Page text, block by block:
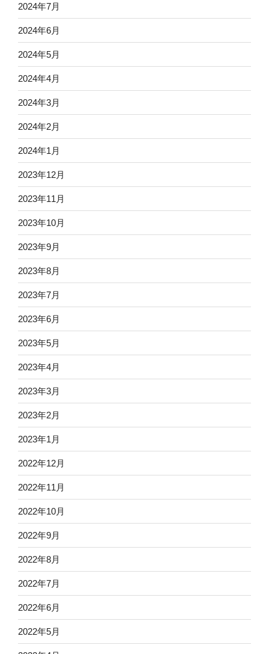
2024年7月
2024年6月
2024年5月
2024年4月
2024年3月
2024年2月
2024年1月
2023年12月
2023年11月
2023年10月
2023年9月
2023年8月
2023年7月
2023年6月
2023年5月
2023年4月
2023年3月
2023年2月
2023年1月
2022年12月
2022年11月
2022年10月
2022年9月
2022年8月
2022年7月
2022年6月
2022年5月